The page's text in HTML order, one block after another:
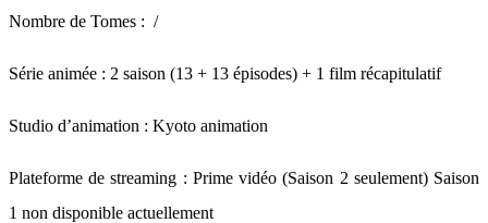
Nombre de Tomes : /
Série animée : 2 saison (13 + 13 épisodes) + 1 film récapitulatif
Studio d’animation : Kyoto animation
Plateforme de streaming : Prime vidéo (Saison 2 seulement) Saison
1 non disponible actuellement